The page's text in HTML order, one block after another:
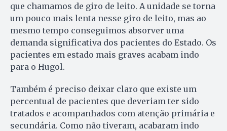
que chamamos de giro de leito. A unidade se torna
um pouco mais lenta nesse giro de leito, mas ao
mesmo tempo conseguimos absorver uma
demanda significativa dos pacientes do Estado. Os
pacientes em estado mais graves acabam indo
para o Hugol.
Também é preciso deixar claro que existe um
percentual de pacientes que deveriam ter sido
tratados e acompanhados com atenção primária e
secundária. Como não tiveram, acabaram indo